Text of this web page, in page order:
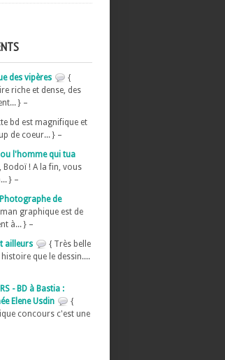
des vipères
{
riche et dense, des
} –
bd est magnifique et
de coeur... } –
l'homme qui tua
Bodoï ! A la fin, vous
} –
Photographe de
graphique est de
à... } –
ailleurs
{ Très belle
que le dessin....
- BD à Bastia :
Elene Usdin
{
concours c'est une